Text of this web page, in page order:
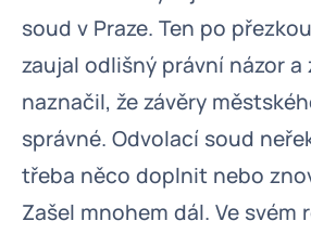
soud v Praze. Ten po
zaujal odlišný právní názor a
naznačil, že závěry
správné. Odvolací soud
třeba něco doplnit nebo
Zašel mnohem dál. Ve svém